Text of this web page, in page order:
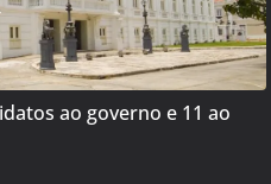
ao governo e 11 ao